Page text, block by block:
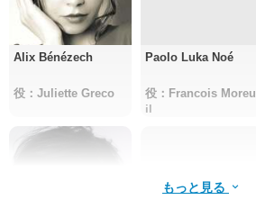
Alix Bénézech
役：Juliette Greco
Paolo Luka Noé
役：Francois Moreu
il
もっと見る